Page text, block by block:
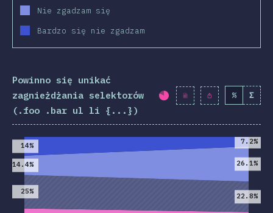
Nie zgadzam się
Bardzo się nie zgadzam
Powinno się unikać
zagnieżdżania selektorów
(.foo .bar ul li {...})
Procent ukończenia:
% Σ
2019 2020
25%
22.8%
14.4% 26.1%
14%
7.2%